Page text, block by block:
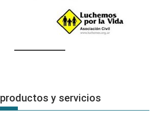
y servicios